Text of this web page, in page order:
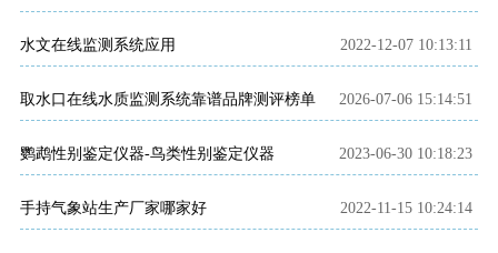
水文在线监测系统应用 2022-12-07 10:13:11
取水口在线水质监测系统靠谱品牌测评榜单 2026-07-06 15:14:51
鹦鹉性别鉴定仪器-鸟类性别鉴定仪器 2023-06-30 10:18:23
手持气象站生产厂家哪家好 2022-11-15 10:24:14